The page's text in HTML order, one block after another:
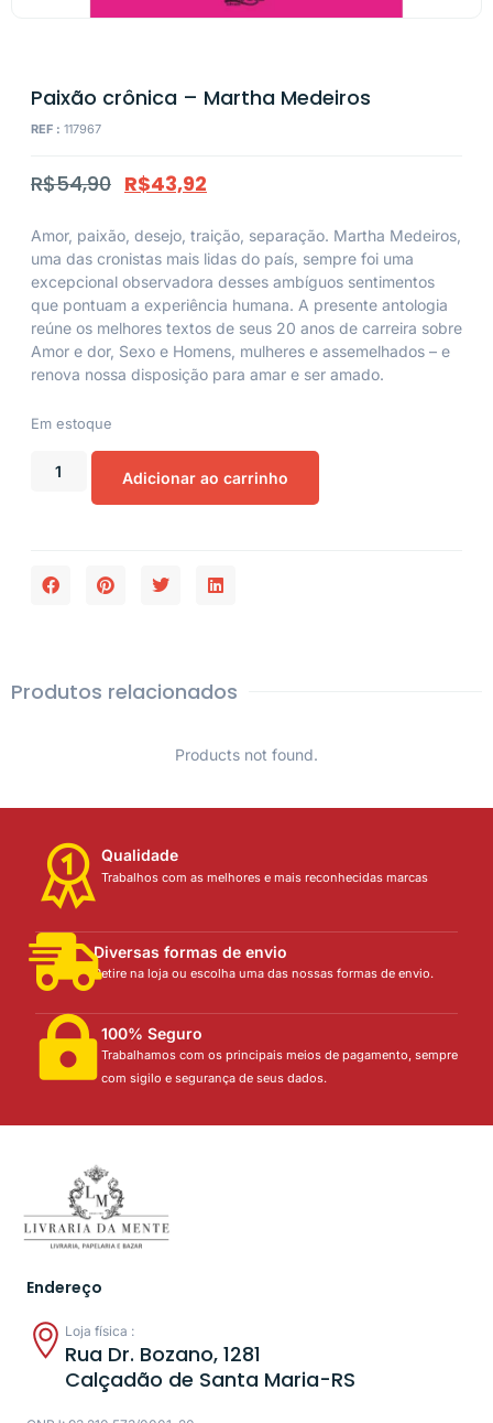
Paixão crônica – Martha Medeiros
REF : 117967
R$54,90 R$43,92
Amor, paixão, desejo, traição, separação. Martha Medeiros,
uma das cronistas mais lidas do país, sempre foi uma
excepcional observadora desses ambíguos sentimentos
que pontuam a experiência humana. A presente antologia
reúne os melhores textos de seus 20 anos de carreira sobre
Amor e dor, Sexo e Homens, mulheres e assemelhados – e
renova nossa disposição para amar e ser amado.
Em estoque
Adicionar ao carrinho
Produtos relacionados
Products not found.
Qualidade
Trabalhos com as melhores e mais reconhecidas marcas
Diversas formas de envio
Retire na loja ou escolha uma das nossas formas de envio.
100% Seguro
Trabalhamos com os principais meios de pagamento, sempre
com sigilo e segurança de seus dados.
Endereço
Loja física :
Rua Dr. Bozano, 1281
Calçadão de Santa Maria-RS